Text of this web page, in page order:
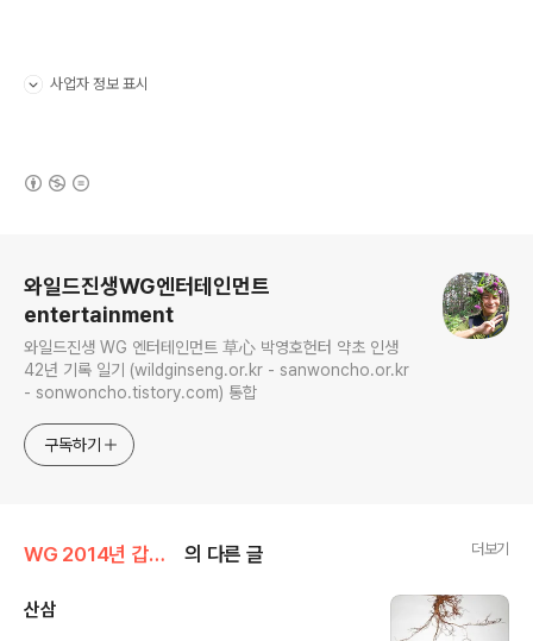
사업자 정보 표시
와일드진생WG엔터테인먼트
entertainment
와일드진생 WG 엔터테인먼트 草心 박영호헌터 약초 인생
42년 기록 일기 (wildginseng.or.kr - sanwoncho.or.kr
- sonwoncho.tistory.com) 통합
구독하기
WG 2014년 갑오년 기록 의 다른 글 더보기
산삼